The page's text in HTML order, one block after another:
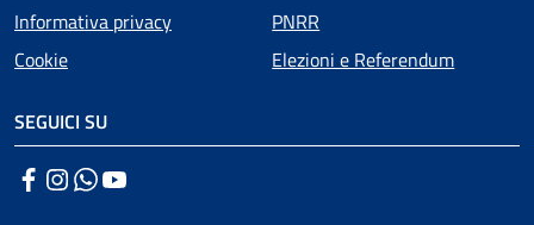
Informativa privacy
Cookie
PNRR
Elezioni e Referendum
SEGUICI SU
Facebook
Instagram
WhatsApp